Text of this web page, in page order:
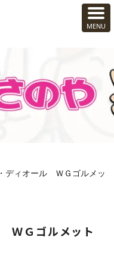
ディオール ＷＧゴルメッ
ＷＧゴルメット